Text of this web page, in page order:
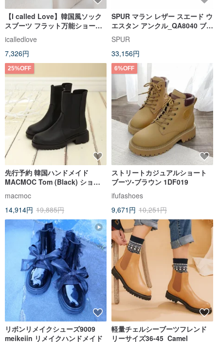
【I called Love】韓国風ソック
スブーツ フラット万能ショート
ブーツ
icalledlove
7,326円
SPUR マラン レザー スエード ウ
エスタン アンクル_QA8040 ブラ
ック
SPUR
33,156円
25%OFF
先行予約 韓国ハンドメイド
MACMOC Tom (Black) ショー
macmoc
14,914円 19,885円
6%OFF
ストリートカジュアルショート
ブーツ-ブラウン 1DF019
ifufashoes
9,671円 10,251円
リボンリメイクシューズ9009
meikeiin リメイクハンドメイド
軽量チェルシーブーツフレンド
リーサイズ36-45_Camel